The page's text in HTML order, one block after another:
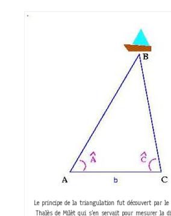
Le principe de la triangulation fut découvert par le
Thalès de Milèt qui s’en servait pour mesurer la